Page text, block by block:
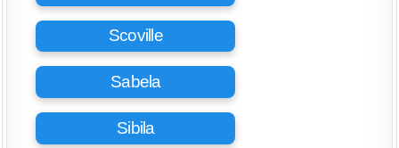
Scoville
Sabela
Sibila